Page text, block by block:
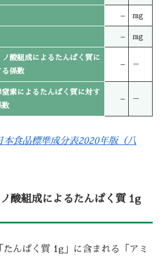
– mg
– mg
ノ酸組成によるたんぱく質に
る係数
– －
窒素によるたんぱく質に対す
数
– －
食品標準成分表2020年版（八
酸組成によるたんぱく質 1g
たんぱく質 1g」に含まれる「アミ